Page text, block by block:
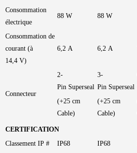
Consommation
électrique
88 W 88 W
Consommation de
courant (à
14,4 V)
6,2 A 6,2 A
Connecteur
2-
Pin Superseal
3-
Pin Superseal
(+25 cm
Cable)
(+25 cm
Cable)
CERTIFICATION
Classement IP #
IP68 IP68